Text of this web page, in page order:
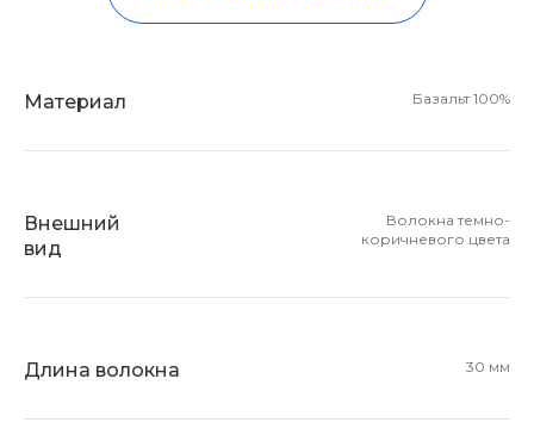
Материал Базальт 100%
Внешний
вид
Волокна темно-
коричневого цвета
Длина волокна 30 мм